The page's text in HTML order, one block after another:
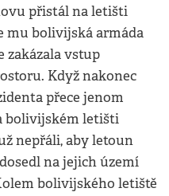
přistál na letišti
mu bolivijská armáda
zakázala vstup
Když nakonec
přece jenom
bolivijském letišti
nepřáli, aby letoun
na jejich území
bolivijského letiště